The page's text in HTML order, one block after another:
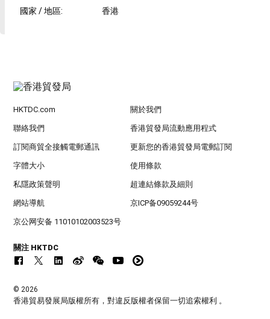
國家 / 地區: 香港
HKTDC.com 關於我們
聯絡我們 香港貿發局流動應用程式
訂閱商貿全接觸電郵通訊 更新您的香港貿發局電郵訂閱
字體大小 使用條款
私隱政策聲明 超連結條款及細則
網站導航 京ICP备09059244号
京公网安备 11010102003523号
關注 HKTDC
© 2026
香港貿易發展局版權所有，對違反版權者保留一切追索權利 。